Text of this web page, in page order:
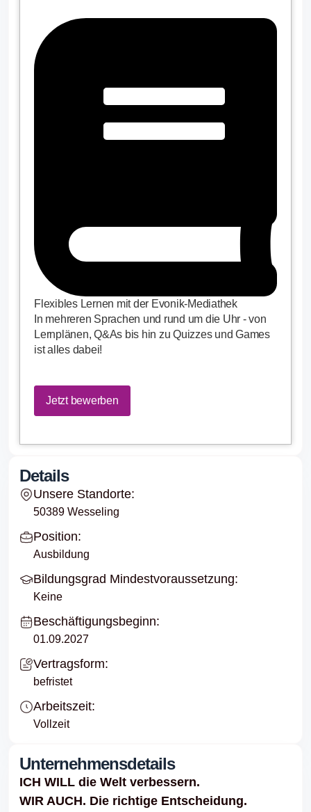
Flexibles Lernen mit der Evonik-Mediathek
In mehreren Sprachen und rund um die Uhr - von
Lernplänen, Q&As bis hin zu Quizzes und Games
ist alles dabei!
Jetzt bewerben
Details
Unsere Standorte:
50389 Wesseling
Position:
Ausbildung
Bildungsgrad Mindestvoraussetzung:
Keine
Beschäftigungsbeginn:
01.09.2027
Vertragsform:
befristet
Arbeitszeit:
Vollzeit
Unternehmensdetails
ICH WILL die Welt verbessern.
WIR AUCH. Die richtige Entscheidung.